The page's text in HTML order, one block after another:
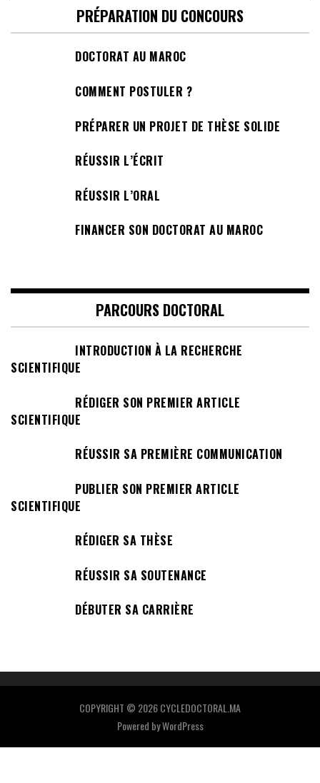
PRÉPARATION DU CONCOURS
DOCTORAT AU MAROC
COMMENT POSTULER ?
PRÉPARER UN PROJET DE THÈSE SOLIDE
RÉUSSIR L’ÉCRIT
RÉUSSIR L’ORAL
FINANCER SON DOCTORAT AU MAROC
PARCOURS DOCTORAL
INTRODUCTION À LA RECHERCHE
SCIENTIFIQUE
RÉDIGER SON PREMIER ARTICLE
SCIENTIFIQUE
RÉUSSIR SA PREMIÈRE COMMUNICATION
PUBLIER SON PREMIER ARTICLE
SCIENTIFIQUE
RÉDIGER SA THÈSE
RÉUSSIR SA SOUTENANCE
DÉBUTER SA CARRIÈRE
COPYRIGHT © 2026 CYCLEDOCTORAL.MA
Powered byWordPress